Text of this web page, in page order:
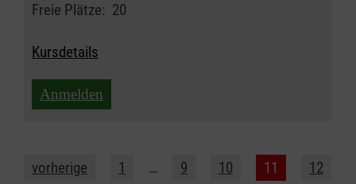
Freie Plätze: 20
Kursdetails
Anmelden
vorherige 1 … 9 10 11 12